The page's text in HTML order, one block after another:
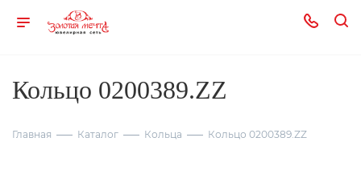
Кольцо 0200389.ZZ
Главная Каталог Кольца Кольцо 0200389.ZZ